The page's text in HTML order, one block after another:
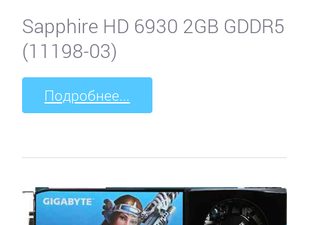
Sapphire HD 6930 2GB GDDR5
(11198-03)
Подробнее...
ZOTAC
ЗВУКОВЫЕ
КАРТЫ
4World
A4Tech